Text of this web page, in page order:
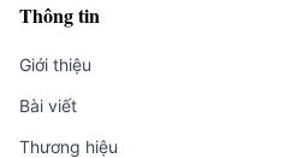
Thông tin
Giới thiệu
Bài viết
Thương hiệu